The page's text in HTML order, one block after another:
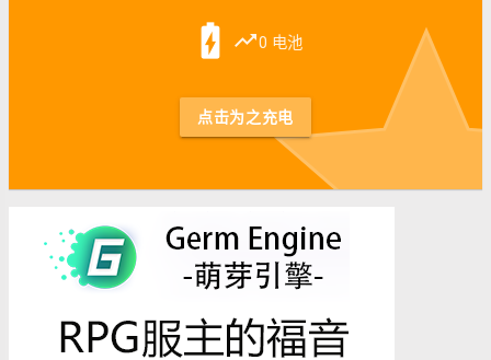
battery_charging_full trending_up0 电池
点击为之充电